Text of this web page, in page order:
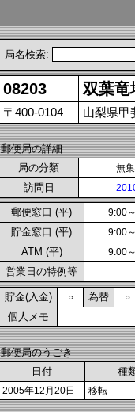
局名検索:
08203 双葉竜
〒400-0104 山梨県甲
郵便局の詳細
局の分類
無
訪問日
郵便窓口 (平) 9:00
貯金窓口 (平) 9:00
ATM (平) 9:00
営業日の特例等
貯金(入金) ○ 為替 ○
個人メモ
郵便局のうごき
日付
種
2005年12月20日 移転